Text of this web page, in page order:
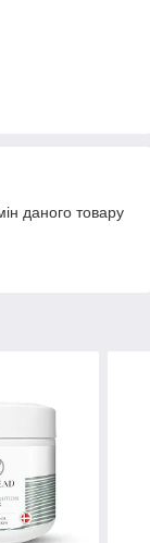
даного товару